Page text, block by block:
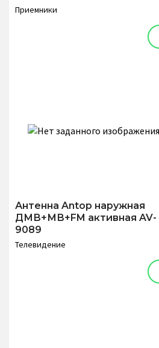
Приемники
Антенна Antop наружная
ДМВ+МВ+FM активная AV-
9089
Телевидение